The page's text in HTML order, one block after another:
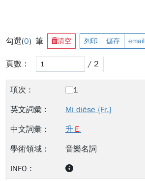
勾選(0) 筆 清空 列印 儲存 email
頁數： / 2
1
Mi dièse {Fr.}
升 Ｅ
音樂名詞